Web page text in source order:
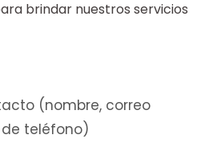
brindar nuestros servicios
(nombre, correo
teléfono)